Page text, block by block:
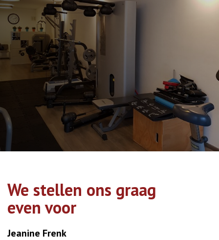
Vergoeding
Intake
Specialismen
Specialiteiten
Klachten
Over ons
We stellen ons graag
even voor
Jeanine Frenk